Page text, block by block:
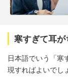
寒すぎて耳
日本語でいう「寒
現すればよいでし